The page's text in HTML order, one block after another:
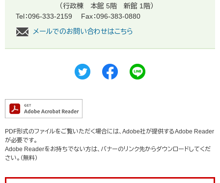
（行政棟 本館 5階 新館 1階）
Tel：096-333-2159
Fax：096-383-0880
メールでのお問い合わせはこちら
PDF形式のファイルをご覧いただく場合には、Adobe社が提供するAdobe Reader
が必要です。
Adobe Readerをお持ちでない方は、バナーのリンク先からダウンロードしてくだ
さい。（無料）